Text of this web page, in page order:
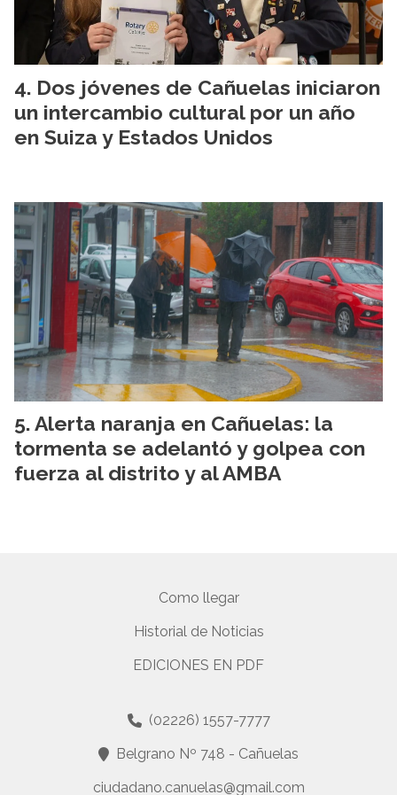
Dos jóvenes de Cañuelas iniciaron
un intercambio cultural por un año
en Suiza y Estados Unidos
Alerta naranja en Cañuelas: la
tormenta se adelantó y golpea con
fuerza al distrito y al AMBA
Como llegar
Historial de Noticias
EDICIONES EN PDF
(02226) 1557-7777
Belgrano Nº 748 - Cañuelas
ciudadano.canuelas@gmail.com